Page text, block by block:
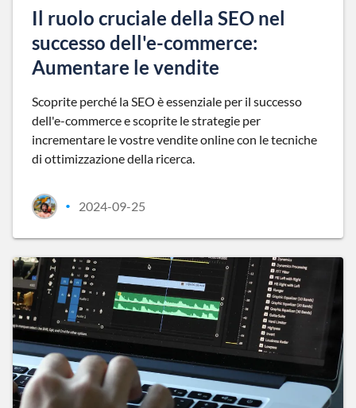
Il ruolo cruciale della SEO nel
successo dell'e-commerce:
Aumentare le vendite
Scoprite perché la SEO è essenziale per il successo
dell'e-commerce e scoprite le strategie per
incrementare le vostre vendite online con le tecniche
di ottimizzazione della ricerca.
• 2024-09-25